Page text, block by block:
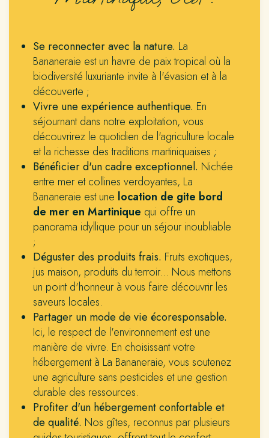
Se reconnecter avec la nature. La
Bananeraie est un havre de paix tropical où la
biodiversité luxuriante invite à l'évasion et à la
découverte ;
Vivre une expérience authentique. En
séjournant dans notre exploitation, vous
découvrirez le quotidien de l'agriculture locale
et la richesse des traditions martiniquaises ;
Bénéficier d'un cadre exceptionnel. Nichée
entre mer et collines verdoyantes, La
Bananeraie est une location de gite bord
de mer en Martinique qui offre un
panorama idyllique pour un séjour inoubliable
;
Déguster des produits frais. Fruits exotiques,
jus maison, produits du terroir... Nous mettons
un point d'honneur à vous faire découvrir les
saveurs locales.
Partager un mode de vie écoresponsable.
Ici, le respect de l'environnement est une
manière de vivre. En choisissant votre
hébergement à La Bananeraie, vous soutenez
une agriculture sans pesticides et une gestion
durable des ressources.
Profiter d'un hébergement confortable et
de qualité. Nos gîtes, reconnus par plusieurs